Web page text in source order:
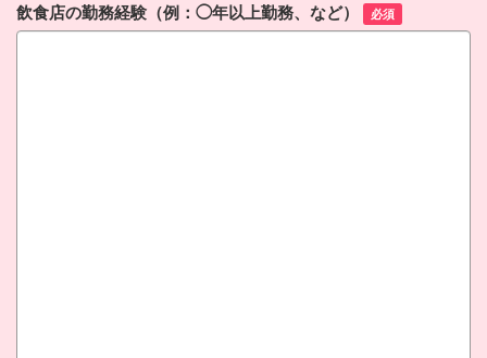
飲食店の勤務経験（例：◯年以上勤務、など） 必須